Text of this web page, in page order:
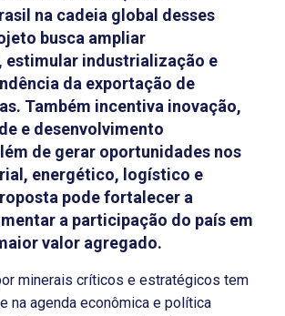
na cadeia global desses
busca ampliar
estimular industrialização e
da exportação de
Também incentiva inovação,
e desenvolvimento
de gerar oportunidades nos
energético, logístico e
pode fortalecer a
a participação do país em
valor agregado.
minerais críticos e estratégicos tem
na agenda econômica e política